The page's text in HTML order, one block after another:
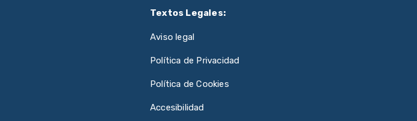
Textos Legales:
Aviso legal
Política de Privacidad
Política de Cookies
Accesibilidad